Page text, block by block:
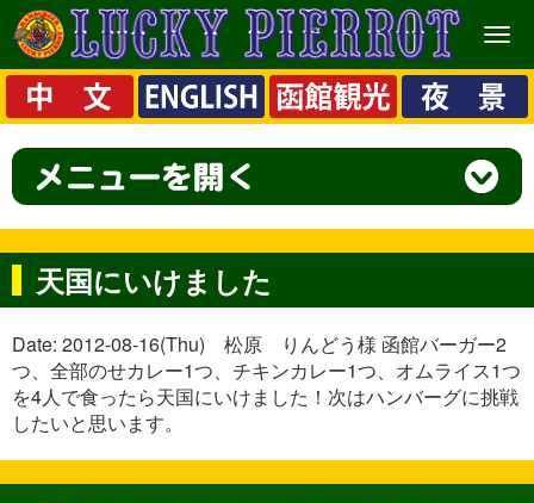
メ
ニ
ュ
ー
天国にいけました
Date: 2012-08-16(Thu) 松原 りんどう様 函館バーガー2
つ、全部のせカレー1つ、チキンカレー1つ、オムライス1つ
を4人で食ったら天国にいけました！次はハンバーグに挑戦
したいと思います。